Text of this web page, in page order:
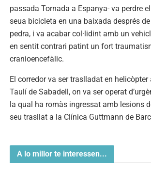
passada Tornada a Espanya- va perdre
seua bicicleta en una baixada després
pedra, i va acabar col·lidint amb un
en sentit contrari patint un fort
cranioencefàlic.
El corredor va ser traslladat en helicòpter
Taulí de Sabadell, on va ser operat
la qual ha romàs ingressat amb lesions
seu trasllat a la Clínica Guttmann de
A lo millor te interessen...